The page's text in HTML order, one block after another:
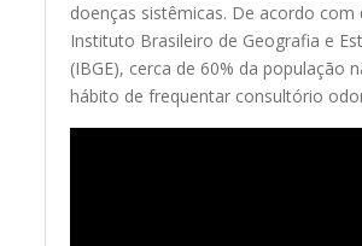
doenças sistêmicas. De acordo com
Instituto Brasileiro de Geografia e
(IBGE), cerca de 60% da população
hábito de frequentar consultório